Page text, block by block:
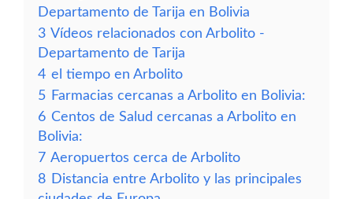
Departamento de Tarija en Bolivia
3 Vídeos relacionados con Arbolito -
Departamento de Tarija
4 el tiempo en Arbolito
5 Farmacias cercanas a Arbolito en Bolivia:
6 Centos de Salud cercanas a Arbolito en
Bolivia:
7 Aeropuertos cerca de Arbolito
8 Distancia entre Arbolito y las principales